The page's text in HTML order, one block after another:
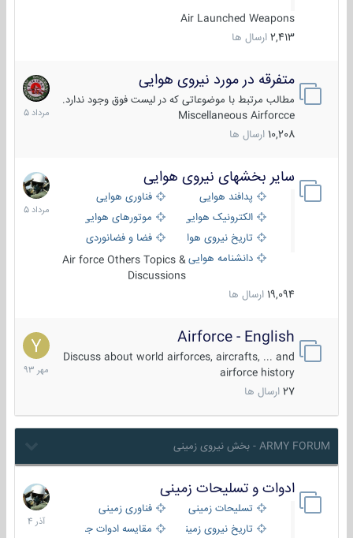
Air Launched Weapons
2,413 ارسال ها
متفرقه در مورد نیروی هوایی
مطالب مرتبط با موضوعاتی که در لیست فوق وجود ندارد.
Miscellaneous Airforcce
10,208 ارسال ها
7
مرداد
1405
سایر بخشهای نیروی هوایی
پدافند هوایی
فناوری هوایی
الکترونیک هوایی
موتورهای هوایی
تاریخ نیروی هوایی
فضا و فضانوردی
دانشنامه هواییAir force Others Topics &
Discussions
19,094 ارسال ها
2
مرداد
1405
Airforce - English
Discuss about world airforces, aircrafts, ... and
airforce history
27 ارسال ها
15
مهر
1393
ARMY FORUM - بخش نیروی زمینی
ادوات و تسلیحات زمینی
تسلیحات زمینی
فناوری زمینی
تاریخ نیروی زمینی
مقایسه ادوات جنگی
21
آذر
1404